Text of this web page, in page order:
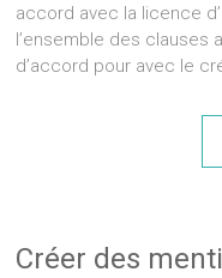
accord avec la licence
l’ensemble des clauses
d’accord pour avec le
Créer des